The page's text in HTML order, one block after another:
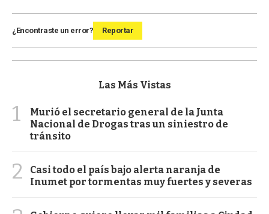
¿Encontraste un error? Reportar
Las Más Vistas
1
Murió el secretario general de la Junta
Nacional de Drogas tras un siniestro de
tránsito
2
Casi todo el país bajo alerta naranja de
Inumet por tormentas muy fuertes y severas